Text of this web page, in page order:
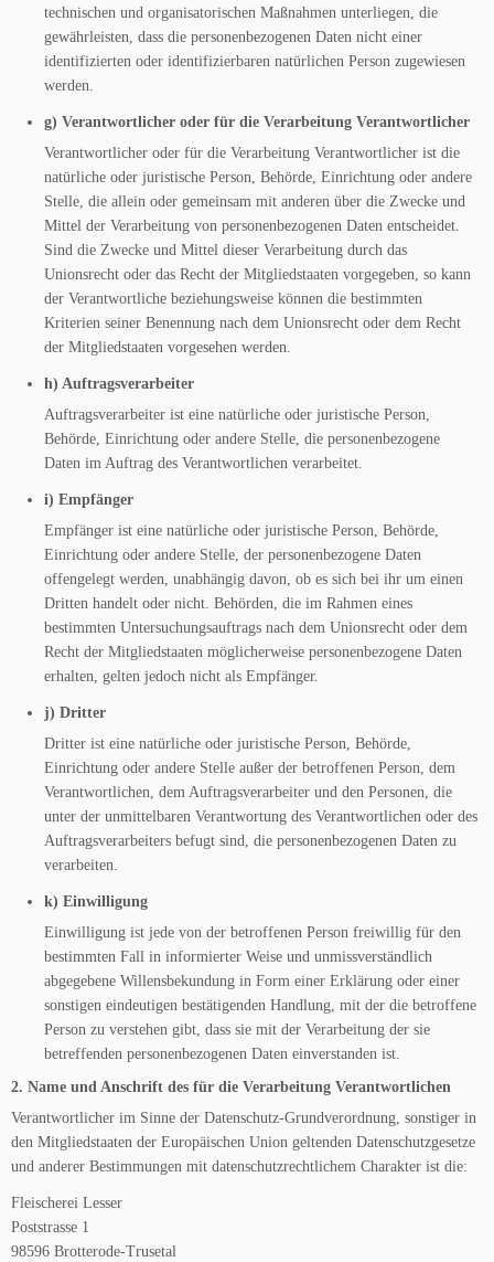
technischen und organisatorischen Maßnahmen unterliegen, die
gewährleisten, dass die personenbezogenen Daten nicht einer
identifizierten oder identifizierbaren natürlichen Person zugewiesen
werden.
g) Verantwortlicher oder für die Verarbeitung Verantwortlicher
Verantwortlicher oder für die Verarbeitung Verantwortlicher ist die
natürliche oder juristische Person, Behörde, Einrichtung oder andere
Stelle, die allein oder gemeinsam mit anderen über die Zwecke und
Mittel der Verarbeitung von personenbezogenen Daten entscheidet.
Sind die Zwecke und Mittel dieser Verarbeitung durch das
Unionsrecht oder das Recht der Mitgliedstaaten vorgegeben, so kann
der Verantwortliche beziehungsweise können die bestimmten
Kriterien seiner Benennung nach dem Unionsrecht oder dem Recht
der Mitgliedstaaten vorgesehen werden.
h) Auftragsverarbeiter
Auftragsverarbeiter ist eine natürliche oder juristische Person,
Behörde, Einrichtung oder andere Stelle, die personenbezogene
Daten im Auftrag des Verantwortlichen verarbeitet.
i) Empfänger
Empfänger ist eine natürliche oder juristische Person, Behörde,
Einrichtung oder andere Stelle, der personenbezogene Daten
offengelegt werden, unabhängig davon, ob es sich bei ihr um einen
Dritten handelt oder nicht. Behörden, die im Rahmen eines
bestimmten Untersuchungsauftrags nach dem Unionsrecht oder dem
Recht der Mitgliedstaaten möglicherweise personenbezogene Daten
erhalten, gelten jedoch nicht als Empfänger.
j) Dritter
Dritter ist eine natürliche oder juristische Person, Behörde,
Einrichtung oder andere Stelle außer der betroffenen Person, dem
Verantwortlichen, dem Auftragsverarbeiter und den Personen, die
unter der unmittelbaren Verantwortung des Verantwortlichen oder des
Auftragsverarbeiters befugt sind, die personenbezogenen Daten zu
verarbeiten.
k) Einwilligung
Einwilligung ist jede von der betroffenen Person freiwillig für den
bestimmten Fall in informierter Weise und unmissverständlich
abgegebene Willensbekundung in Form einer Erklärung oder einer
sonstigen eindeutigen bestätigenden Handlung, mit der die betroffene
Person zu verstehen gibt, dass sie mit der Verarbeitung der sie
betreffenden personenbezogenen Daten einverstanden ist.
2. Name und Anschrift des für die Verarbeitung Verantwortlichen
Verantwortlicher im Sinne der Datenschutz-Grundverordnung, sonstiger in
den Mitgliedstaaten der Europäischen Union geltenden Datenschutzgesetze
und anderer Bestimmungen mit datenschutzrechtlichem Charakter ist die:
Fleischerei Lesser
Poststrasse 1
98596 Brotterode-Trusetal